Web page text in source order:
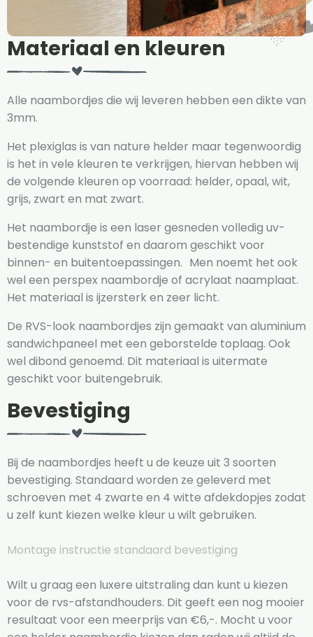
Materiaal en kleuren
Alle naambordjes die wij leveren hebben een dikte van
3mm.
Het plexiglas is van nature helder maar tegenwoordig
is het in vele kleuren te verkrijgen, hiervan hebben wij
de volgende kleuren op voorraad: helder, opaal, wit,
grijs, zwart en mat zwart.
Het naambordje is een laser gesneden volledig uv-
bestendige kunststof en daarom geschikt voor
binnen- en buitentoepassingen. Men noemt het ook
wel een perspex naambordje of acrylaat naamplaat.
Het materiaal is ijzersterk en zeer licht.
De RVS-look naambordjes zijn gemaakt van aluminium
sandwichpaneel met een geborstelde toplaag. Ook
wel dibond genoemd. Dit materiaal is uitermate
geschikt voor buitengebruik.
Bevestiging
Bij de naambordjes heeft u de keuze uit 3 soorten
bevestiging. Standaard worden ze geleverd met
schroeven met 4 zwarte en 4 witte afdekdopjes zodat
u zelf kunt kiezen welke kleur u wilt gebruiken.
Montage instructie standaard bevestiging
Wilt u graag een luxere uitstraling dan kunt u kiezen
voor de rvs-afstandhouders. Dit geeft een nog mooier
resultaat voor een meerprijs van €6,-. Mocht u voor